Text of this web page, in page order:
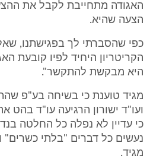
האגודה מתחייבת לקבל את
הצעה שהיא.
כפי שהסברתי לך בפגישתנו,
הקריטריון היחיד לפיו קובעת
היא מבקשת להתקשר".
מגיד טוענת כי בשיחה בע"פ
ועו"ד ישורון הרגיעה עו"ד בהט
כי עדיין לא נפלה כל החלטה
נעשים כל דברים "בלתי כשרים"
מגיד.